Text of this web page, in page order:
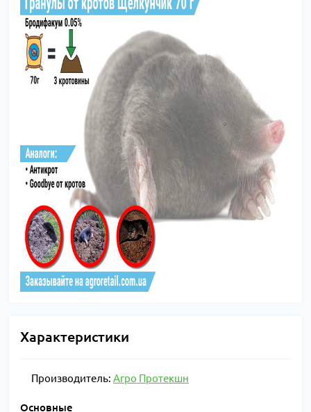
Характеристики
Производитель: Агро Протекшн
Основные